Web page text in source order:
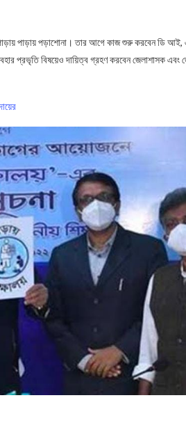
পাড়ায় পড়াশোনা। তার আগে কাজ শুরু করবেন ডি
প্রভৃতি বিষয়েও দায়িত্ব গ্রহণ করবেন জেলাশাসক এবং